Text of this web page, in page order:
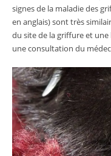
signes de la maladie des
en anglais) sont très
du site de la griffure et
une consultation du